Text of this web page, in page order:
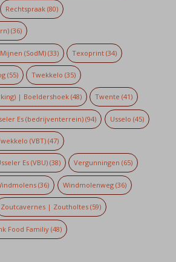
Rechtspraak (80)
(36)
(SodM)(33) Texoprint (34)
(55) Twekkelo (35)
| Boeldershoek(48) Twente (41)
Es (bedrijventerrein) (94) Usselo (45)
(VBT)(47)
Es (VBU)(38) Vergunningen (65)
(36) Windmolenweg(36)
Zoutcavernes | Zoutholtes (59)
Food Familiy(48)